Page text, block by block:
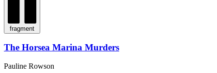
fragment
The Horsea Marina Murders
Pauline Rowson